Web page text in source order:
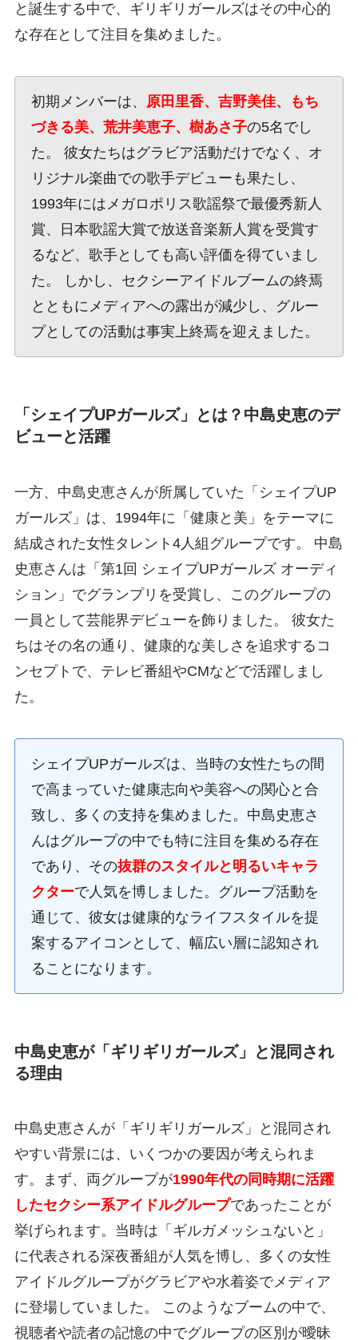
と誕生する中で、ギリギリガールズはその中心的
な存在として注目を集めました。
初期メンバーは、 原田里香、吉野美佳、もち
づきる美、荒井美恵子、樹あさ子の5名でし
た。 彼女たちはグラビア活動だけでなく、オ
リジナル楽曲での歌手デビューも果たし、
1993年にはメガロポリス歌謡祭で最優秀新人
賞、日本歌謡大賞で放送音楽新人賞を受賞す
るなど、歌手としても高い評価を得ていまし
た。 しかし、セクシーアイドルブームの終焉
とともにメディアへの露出が減少し、グルー
プとしての活動は事実上終焉を迎えました。
「シェイプUPガールズ」とは？中島史恵のデ
ビューと活躍
一方、中島史恵さんが所属していた「シェイプUP
ガールズ」は、1994年に「健康と美」をテーマに
結成された女性タレント4人組グループです。 中島
史恵さんは「第1回 シェイプUPガールズ オーディ
ション」でグランプリを受賞し、このグループの
一員として芸能界デビューを飾りました。 彼女た
ちはその名の通り、健康的な美しさを追求するコ
ンセプトで、テレビ番組やCMなどで活躍しまし
た。
シェイプUPガールズは、当時の女性たちの間
で高まっていた健康志向や美容への関心と合
致し、多くの支持を集めました。中島史恵さ
んはグループの中でも特に注目を集める存在
であり、その抜群のスタイルと明るいキャラ
クターで人気を博しました。グループ活動を
通じて、彼女は健康的なライフスタイルを提
案するアイコンとして、幅広い層に認知され
ることになります。
中島史恵が「ギリギリガールズ」と混同され
る理由
中島史恵さんが「ギリギリガールズ」と混同され
やすい背景には、いくつかの要因が考えられま
す。まず、両グループが1990年代の同時期に活躍
したセクシー系アイドルグループであったことが
挙げられます。当時は「ギルガメッシュないと」
に代表される深夜番組が人気を博し、多くの女性
アイドルグループがグラビアや水着姿でメディア
に登場していました。 このようなブームの中で、
視聴者や読者の記憶の中でグループの区別が曖昧